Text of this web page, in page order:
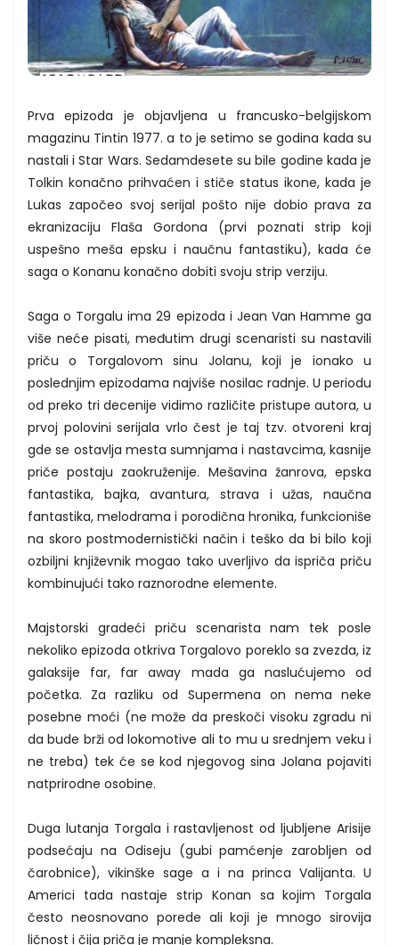
Prva epizoda je objavljena u francusko-belgijskom
magazinu Tintin 1977. a to je setimo se godina kada su
nastali i Star Wars. Sedamdesete su bile godine kada je
Tolkin konačno prihvaćen i stiče status ikone, kada je
Lukas započeo svoj serijal pošto nije dobio prava za
ekranizaciju Flaša Gordona (prvi poznati strip koji
uspešno meša epsku i naučnu fantastiku), kada će
saga o Konanu konačno dobiti svoju strip verziju.
Saga o Torgalu ima 29 epizoda i Jean Van Hamme ga
više neće pisati, međutim drugi scenaristi su nastavili
priču o Torgalovom sinu Jolanu, koji je ionako u
poslednjim epizodama najviše nosilac radnje. U periodu
od preko tri decenije vidimo različite pristupe autora, u
prvoj polovini serijala vrlo čest je taj tzv. otvoreni kraj
gde se ostavlja mesta sumnjama i nastavcima, kasnije
priče postaju zaokruženije. Mešavina žanrova, epska
fantastika, bajka, avantura, strava i užas, naučna
fantastika, melodrama i porodična hronika, funkcioniše
na skoro postmodernistički način i teško da bi bilo koji
ozbiljni književnik mogao tako uverljivo da ispriča priču
kombinujući tako raznorodne elemente.
Majstorski gradeći priču scenarista nam tek posle
nekoliko epizoda otkriva Torgalovo poreklo sa zvezda, iz
galaksije far, far away mada ga naslućujemo od
početka. Za razliku od Supermena on nema neke
posebne moći (ne može da preskoči visoku zgradu ni
da bude brži od lokomotive ali to mu u srednjem veku i
ne treba) tek će se kod njegovog sina Jolana pojaviti
natprirodne osobine.
Duga lutanja Torgala i rastavljenost od ljubljene Arisije
podsećaju na Odiseju (gubi pamćenje zarobljen od
čarobnice), vikinške sage a i na princa Valijanta. U
Americi tada nastaje strip Konan sa kojim Torgala
često neosnovano porede ali koji je mnogo sirovija
ličnost i čija priča je manje kompleksna.